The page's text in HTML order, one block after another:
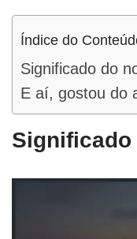
Índice do
Significado do
E aí, gostou do
Significado